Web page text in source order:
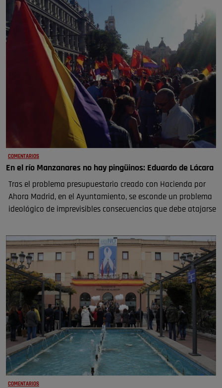
COMENTARIOS
En el río Manzanares no hay pingüinos: Eduardo de Lácara
Tras el problema presupuestario creado con Hacienda por
Ahora Madrid, en el Ayuntamiento, se esconde un problema
ideológico de imprevisibles consecuencias que debe atajarse
COMENTARIOS